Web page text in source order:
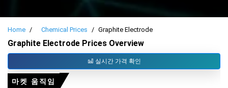
Home Chemical Prices Graphite Electrode
Graphite Electrode Prices Overview
실시간 가격 확인
마켓 움직임